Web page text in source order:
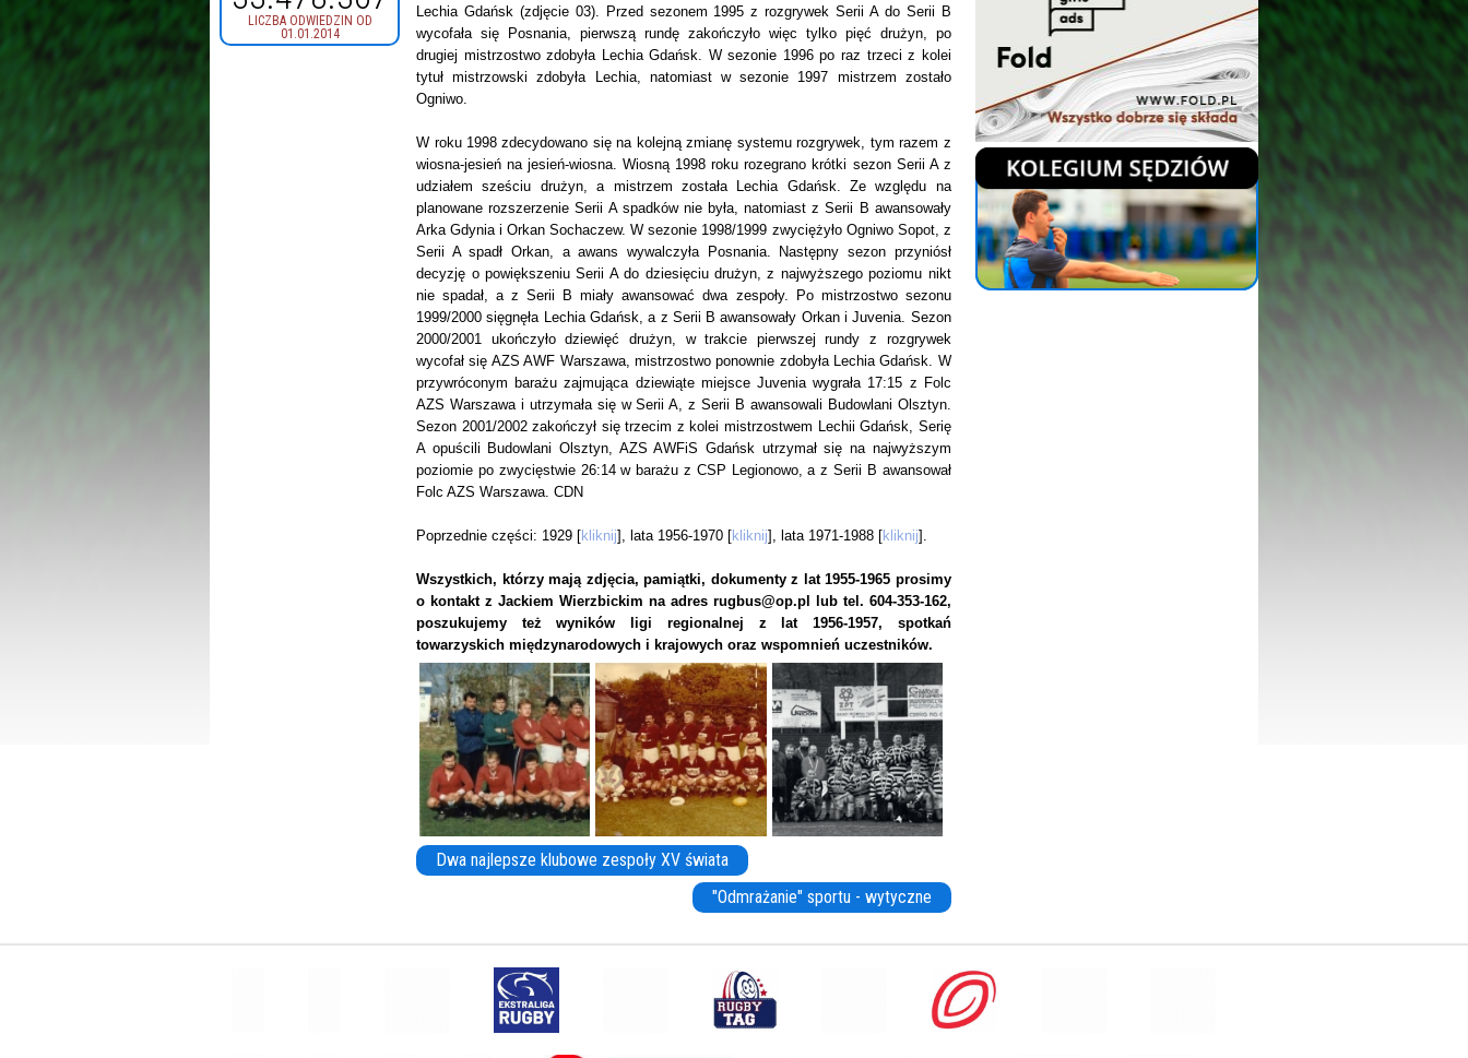
LICZBA ODWIEDZIN OD
01.01.2014
Lechia Gdańsk (zdjęcie 03). Przed sezonem 1995 z rozgrywek Serii A do Serii B
wycofała się Posnania, pierwszą rundę zakończyło więc tylko pięć drużyn, po
drugiej mistrzostwo zdobyła Lechia Gdańsk. W sezonie 1996 po raz trzeci z kolei
tytuł mistrzowski zdobyła Lechia, natomiast w sezonie 1997 mistrzem zostało
Ogniwo.
W roku 1998 zdecydowano się na kolejną zmianę systemu rozgrywek, tym razem z
wiosna-jesień na jesień-wiosna. Wiosną 1998 roku rozegrano krótki sezon Serii A z
udziałem sześciu drużyn, a mistrzem została Lechia Gdańsk. Ze względu na
planowane rozszerzenie Serii A spadków nie była, natomiast z Serii B awansowały
Arka Gdynia i Orkan Sochaczew. W sezonie 1998/1999 zwyciężyło Ogniwo Sopot, z
Serii A spadł Orkan, a awans wywalczyła Posnania. Następny sezon przyniósł
decyzję o powiększeniu Serii A do dziesięciu drużyn, z najwyższego poziomu nikt
nie spadał, a z Serii B miały awansować dwa zespoły. Po mistrzostwo sezonu
1999/2000 sięgnęła Lechia Gdańsk, a z Serii B awansowały Orkan i Juvenia. Sezon
2000/2001 ukończyło dziewięć drużyn, w trakcie pierwszej rundy z rozgrywek
wycofał się AZS AWF Warszawa, mistrzostwo ponownie zdobyła Lechia Gdańsk. W
przywróconym barażu zajmująca dziewiąte miejsce Juvenia wygrała 17:15 z Folc
AZS Warszawa i utrzymała się w Serii A, z Serii B awansowali Budowlani Olsztyn.
Sezon 2001/2002 zakończył się trzecim z kolei mistrzostwem Lechii Gdańsk, Serię
A opuścili Budowlani Olsztyn, AZS AWFiS Gdańsk utrzymał się na najwyższym
poziomie po zwycięstwie 26:14 w barażu z CSP Legionowo, a z Serii B awansował
Folc AZS Warszawa. CDN
Poprzednie części: 1929 [kliknij], lata 1956-1970 [kliknij], lata 1971-1988 [kliknij].
Wszystkich, którzy mają zdjęcia, pamiątki, dokumenty z lat 1955-1965 prosimy
o kontakt z Jackiem Wierzbickim na adres rugbus@op.pl lub tel. 604-353-162,
poszukujemy też wyników ligi regionalnej z lat 1956-1957, spotkań
towarzyskich międzynarodowych i krajowych oraz wspomnień uczestników.
Dwa najlepsze klubowe zespoły XV świata
"Odmrażanie" sportu - wytyczne